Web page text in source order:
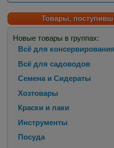
Товары,
Новые товары в группах:
Всё для консервирования
Всё для садоводов
Семена и Сидераты
Хозтовары
Краски и лаки
Инструменты
Посуда